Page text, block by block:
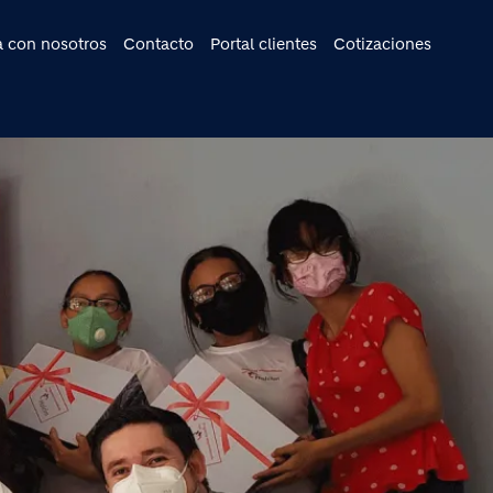
con nosotros Contacto Portal clientes Cotizaciones